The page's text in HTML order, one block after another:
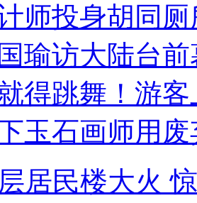
师投身胡同
瑜访大陆台
得跳舞！游客
玉石画师用
居民楼大火